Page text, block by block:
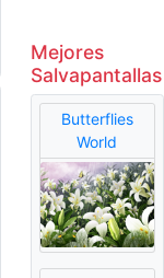
Mejores
Salvapantallas
Butterflies
World